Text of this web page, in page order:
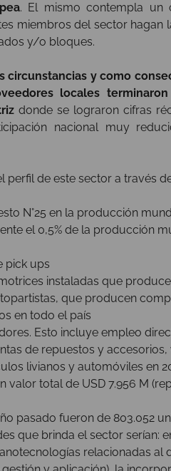
. El mismo contempla un
miembros del sector hagan
y/o bloques.
circunstancias y como
locales
donde se lograron cifras
nacional muy
perfil de este sector a través
N°25 en la producción
el 0,5% de la producción
pick ups
instaladas que
que producen
en todo el país
Esto incluye empleo
de repuestos y
livianos y automóviles en
valor total de USD 7.956 M
pasado fueron de 803.052
que brinda el sector serían:
relacionadas